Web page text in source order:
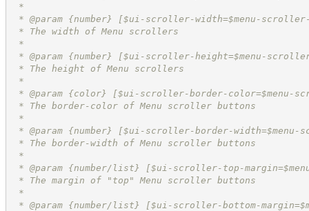
*
* @param {number} [$ui-scroller-width=$menu-
* The width of Menu scrollers
*
* @param {number} [$ui-scroller-height=$menu-
* The height of Menu scrollers
*
* @param {color} [$ui-scroller-border-color=$menu-
* The border-color of Menu scroller buttons
*
* @param {number} [$ui-scroller-border-
* The border-width of Menu scroller buttons
*
* @param {number/list} [$ui-scroller-top-
* The margin of "top" Menu scroller buttons
*
* @param {number/list} [$ui-scroller-bottom-